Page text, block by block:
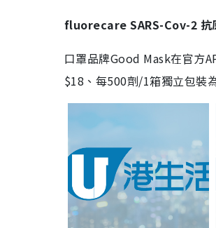
fluorecare SARS-Cov-2 抗
口罩品牌Good Mask在官方
$18、每500劑/1箱獨立包裝